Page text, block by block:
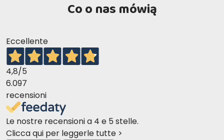
Co o nas mówią
Eccellente
4,8/5
6.097
recensioni
Le nostre recensioni a 4 e 5 stelle.
Clicca qui per leggerle tutte >